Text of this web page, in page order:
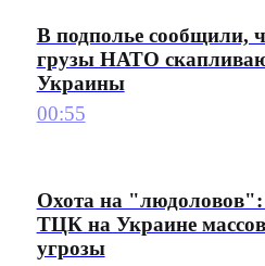
В подполье сообщили,
грузы НАТО
Украины
00:55
Охота на "людоловов":
ТЦК на Украине
угрозы